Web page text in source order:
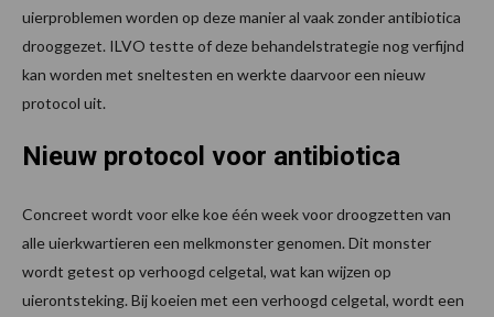
uierproblemen worden op deze manier al vaak zonder antibiotica
drooggezet. ILVO testte of deze behandelstrategie nog verfijnd
kan worden met sneltesten en werkte daarvoor een nieuw
protocol uit.
Nieuw protocol voor antibiotica
Concreet wordt voor elke koe één week voor droogzetten van
alle uierkwartieren een melkmonster genomen. Dit monster
wordt getest op verhoogd celgetal, wat kan wijzen op
uierontsteking. Bij koeien met een verhoogd celgetal, wordt een